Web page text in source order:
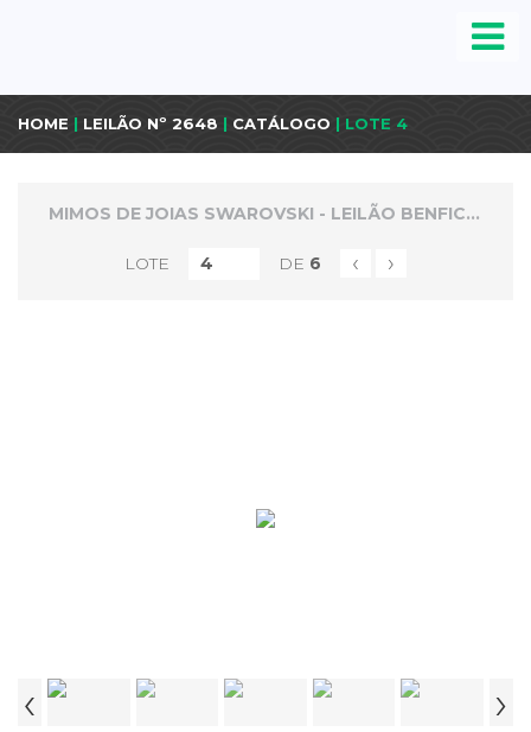
HOME | LEILÃO Nº 2648 | CATÁLOGO | LOTE 4
MIMOS DE JOIAS SWAROVSKI - LEILÃO BENFICENTE ONG MISSÃO VIDA
LOTE DE 6 ‹ ›
‹ ›